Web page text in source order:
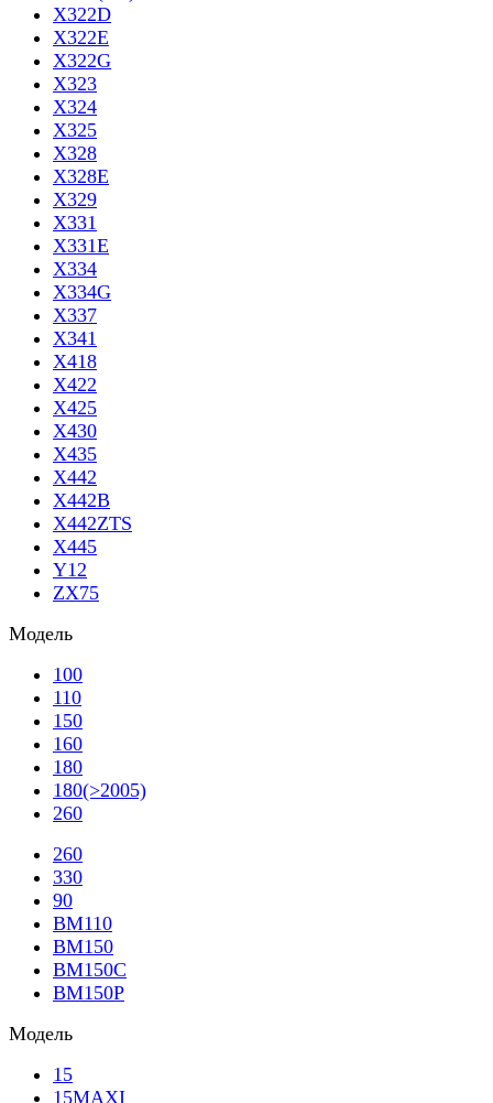
X322D
X322E
X322G
X323
X324
X325
X328
X328E
X329
X331
X331E
X334
X334G
X337
X341
X418
X422
X425
X430
X435
X442
X442B
X442ZTS
X445
Y12
ZX75
Модель
100
110
150
160
180
180(>2005)
260
260
330
90
BM110
BM150
BM150C
BM150P
Модель
15
15MAXI